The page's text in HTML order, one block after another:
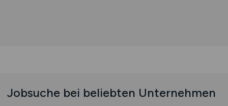
Jobsuche bei beliebten Unternehmen